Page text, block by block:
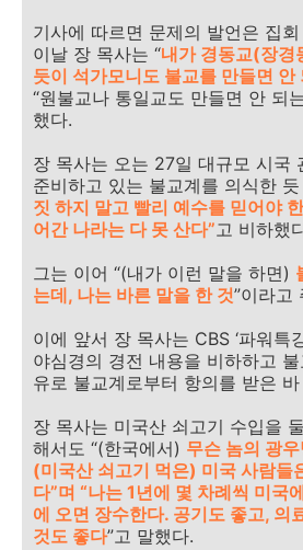
기사에 따르면 문제의 발언은 집
이날 장 목사는 “내가 경동교(장경
듯이 석가모니도 불교를 만들면 안
“원불교나 통일교도 만들면 안 되
했다.
장 목사는 오는 27일 대규모 시국
준비하고 있는 불교계를 의식한 듯
짓 하지 말고 빨리 예수를 믿어야
어간 나라는 다 못 산다”고 비하했
그는 이어 “(내가 이런 말을 하면)
는데, 나는 바른 말을 한 것”이라고
이에 앞서 장 목사는 CBS ‘파워특
야심경의 경전 내용을 비하하고
유로 불교계로부터 항의를 받은
장 목사는 미국산 쇠고기 수입을
해서도 “(한국에서) 무슨 놈의 광
(미국산 쇠고기 먹은) 미국 사람들
다”며 “나는 1년에 몇 차례씩 미국
에 오면 장수한다. 공기도 좋고, 의
것도 좋다”고 말했다.